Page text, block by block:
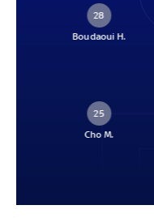
28
Boudaoui H.
25
Cho M.